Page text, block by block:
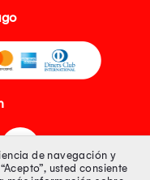
de navegación y
usted consiente